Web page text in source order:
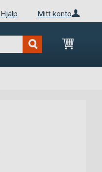
Mitt konto
Hjälp
Min